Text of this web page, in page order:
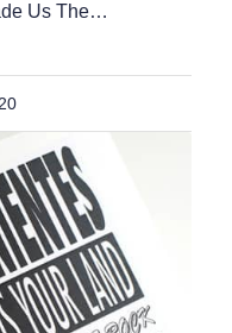
Us The…